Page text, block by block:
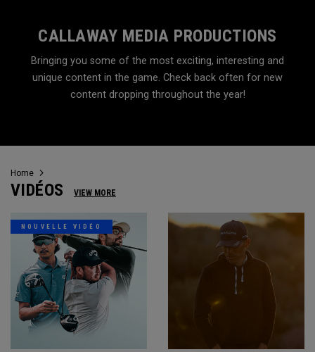
CALLAWAY MEDIA PRODUCTIONS
Bringing you some of the most exciting, interesting and
unique content in the game. Check back often for new
content dropping throughout the year!
Home
VIDÉOS VIEW MORE
NOUVELLE VIDÉO